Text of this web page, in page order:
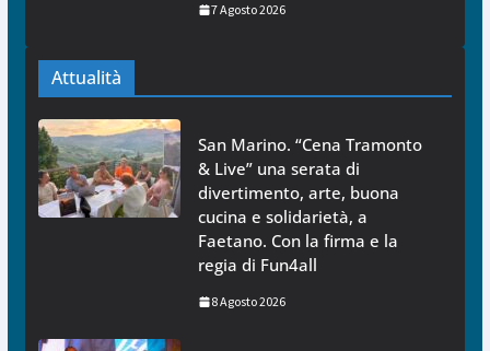
7 Agosto 2026
Attualità
San Marino. “Cena Tramonto
& Live” una serata di
divertimento, arte, buona
cucina e solidarietà, a
Faetano. Con la firma e la
regia di Fun4all
8 Agosto 2026